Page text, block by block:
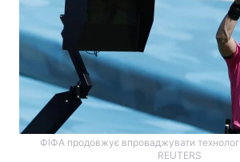
ФІФА продовжує впроваджувати
REUTERS